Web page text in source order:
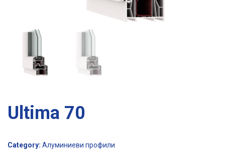
Ultima 70
Category: Алуминиеви профили